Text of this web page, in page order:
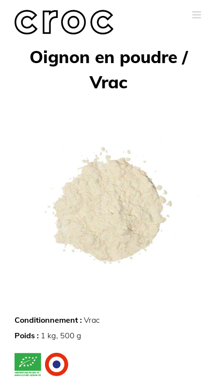
Oignon en poudre /
Vrac
Conditionnement : Vrac
Poids : 1 kg, 500 g